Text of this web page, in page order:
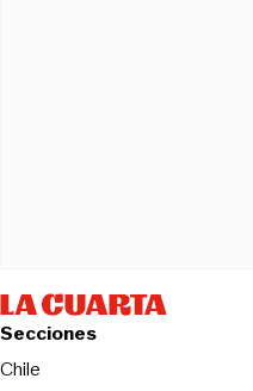
Secciones
Chile